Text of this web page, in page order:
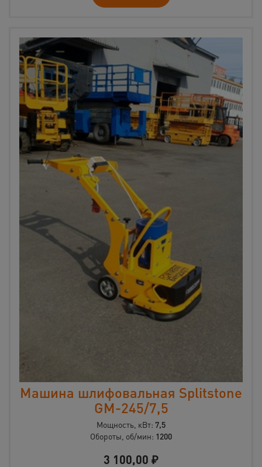
Машина шлифовальная Splitstone
GM-245/7,5
Мощность, кВт: 7,5
Обороты, об/мин: 1200
3 100,00 ₽